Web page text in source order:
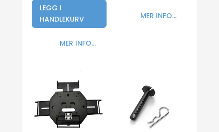
LEGG I
HANDLEKURV
MER INFO...
MER INFO...